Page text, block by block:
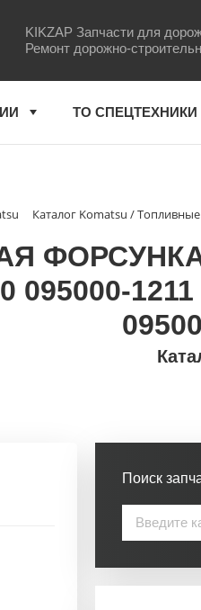
KIKZAP Запчасти для
Ремонт дорожно-
ТО СПЕЦТЕХНИКИ
Каталог Komatsu /
ФОРСУНКА
095000-
Поиск